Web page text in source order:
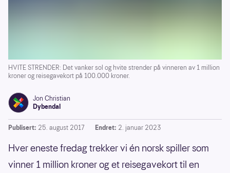
HVITE STRENDER: Det vanker sol og hvite strender på vinneren av 1 million
kroner og reisegavekort på 100.000 kroner.
Jon Christian
Dybendal
Publisert: 25. august 2017 Endret: 2. januar 2023
Hver eneste fredag trekker vi én norsk spiller som
vinner 1 million kroner og et reisegavekort til en